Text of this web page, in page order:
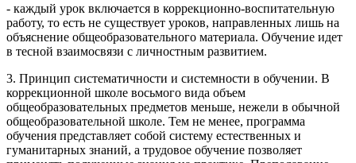
- каждый урок включается в коррекционно-воспитательную
работу, то есть не существует уроков, направленных лишь на
объяснение общеобразовательного материала. Обучение идет
в тесной взаимосвязи с личностным развитием.
3. Принцип систематичности и системности в обучении. В
коррекционной школе восьмого вида объем
общеобразовательных предметов меньше, нежели в обычной
общеобразовательной школе. Тем не менее, программа
обучения представляет собой систему естественных и
гуманитарных знаний, а трудовое обучение позволяет